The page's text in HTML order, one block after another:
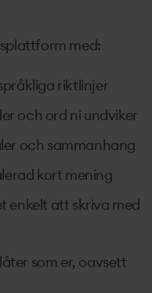
med:
riktlinjer
och ord ni undviker
och sammanhang
kort mening
enkelt att skriva med
som er, oavsett